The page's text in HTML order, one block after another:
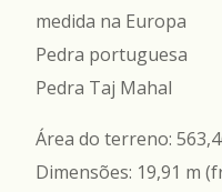
medida na Europa
Pedra portuguesa
Pedra Taj Mahal
Área do terreno:
Dimensões: 19,91 m